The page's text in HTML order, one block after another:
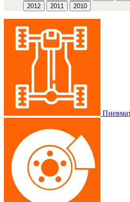
2012
2011 2010